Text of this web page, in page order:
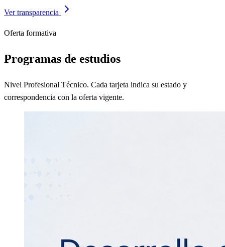
Ver transparencia
Oferta formativa
Programas de estudios
Nivel Profesional Técnico. Cada tarjeta indica su estado y
correspondencia con la oferta vigente.